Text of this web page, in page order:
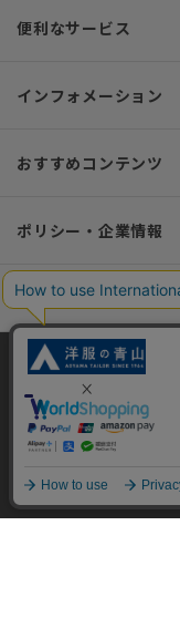
便利なサービス
インフォメーション
おすすめコンテンツ
ポリシー・企業情報
オーダースーツなら
当サイトでは、快適な
しています。閲覧を続
します。詳細については